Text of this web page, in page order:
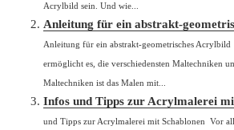
Acrylbild sein. Und wie...
Anleitung für ein abstrakt-
Anleitung für ein abstrakt-geometrisches
ermöglicht es, die verschiedensten Maltechniken
Maltechniken ist das Malen mit...
Infos und Tipps zur Acrylmalerei
und Tipps zur Acrylmalerei mit Schablonen Vor